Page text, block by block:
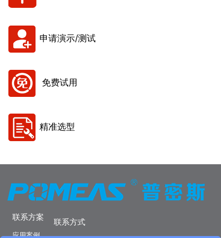
申请演示/测试
免费试用
精准选型
联系方案
应用案例
联系方式